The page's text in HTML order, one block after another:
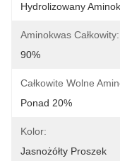
Hydrolizowany
Aminokwas Całkowity:
90%
Całkowite Wolne
Ponad 20%
Kolor:
Jasnożółty Proszek